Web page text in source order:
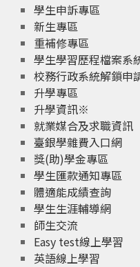
學生申訴專區
新生專區
重補修專區
學生學習歷程檔案系
校務行政系統解鎖申
升學專區
升學資訊※
就業媒合及求職資訊
臺銀學雜費入口網
獎(助)學金專區
學生匯款通知專區
體適能成績查詢
學生生涯輔導網
師生交流
Easy test線上學習
英語線上學習